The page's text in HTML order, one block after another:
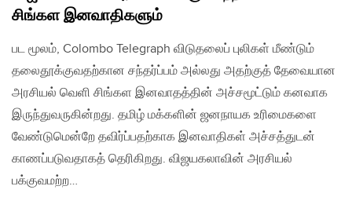
சிங்கள இனவாதிகளும்
பட மூலம், Colombo Telegraph விடுதலைப் புலிகள் மீண்டும்
தலைதூக்குவதற்கான சந்தர்ப்பம் அல்லது அதற்குத் தேவையான
அரசியல் வெளி சிங்கள இனவாதத்தின் அச்சமூட்டும் கனவாக
இருந்துவருகின்றது. தமிழ் மக்களின் ஜனநாயக உரிமைகளை
வேண்டுமென்றே தவிர்ப்பதற்காக இனவாதிகள் அச்சத்துடன்
காணப்படுவதாகத் தெரிகிறது. விஜயகலாவின் அரசியல்
பக்குவமற்ற…